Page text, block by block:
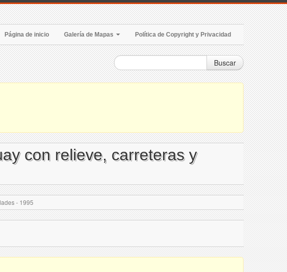
Página de inicio Galería de Mapas Política de Copyright y Privacidad
Buscar
con relieve, carreteras y
- 1995